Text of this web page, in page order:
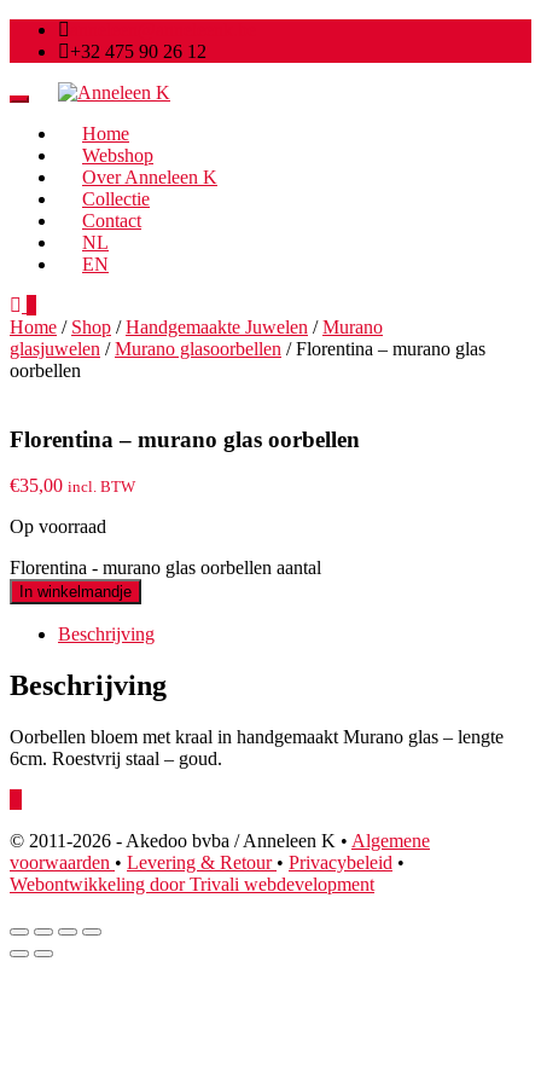
+32 475 90 26 12
Toggle
navigationHome
Webshop
Over Anneleen K
Collectie
Contact
NL
EN
Home / Shop /Handgemaakte Juwelen /Murano
glasjuwelen /Murano glasoorbellen / Florentina – murano glas
oorbellen
Florentina – murano glas oorbellen
€35,00 incl. BTW
Op voorraad
Florentina - murano glas oorbellen aantal
In winkelmandje
Beschrijving
Beschrijving
Oorbellen bloem met kraal in handgemaakt Murano glas – lengte
6cm. Roestvrij staal – goud.
© 2011-2026 - Akedoo bvba / Anneleen K • Algemene
voorwaarden • Levering & Retour • Privacybeleid •
Webontwikkeling door Trivali webdevelopment